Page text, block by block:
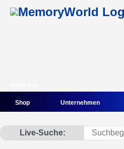
Shop Unternehmen
Live-Suche: